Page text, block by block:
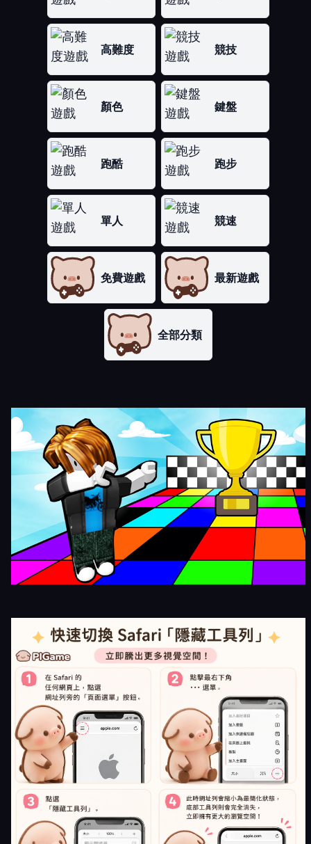
高難度 競技
顏色 鍵盤
跑酷 跑步
單人 競速
免費遊戲 最新遊戲
全部分類